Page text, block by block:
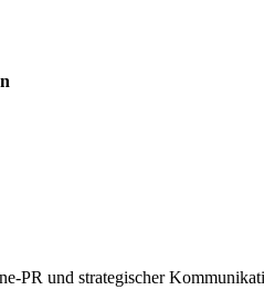
PR und strategischer